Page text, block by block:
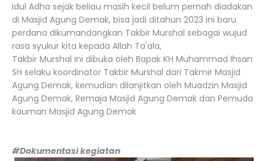
Idul Adha sejak beliau masih kecil belum pernah diadakan
di Masjid Agung Demak, bisa jadi ditahun 2023 ini baru
perdana dikumandangkan Takbir Murshal sebagai wujud
rasa syukur kita kepada Allah Ta'ala,
Takbir Murshal ini dibuka oleh Bapak KH Muhammad Ihsan
SH selaku koordinator Takbir Murshal dari Takmir Masjid
Agung Demak, kemudian dilanjitkan oleh Muadzin Masjid
Agung Demak, Remaja Masjid Agung Demak dan Pemuda
kauman Masjid Agung Demak
#Dokumentasi kegiatan